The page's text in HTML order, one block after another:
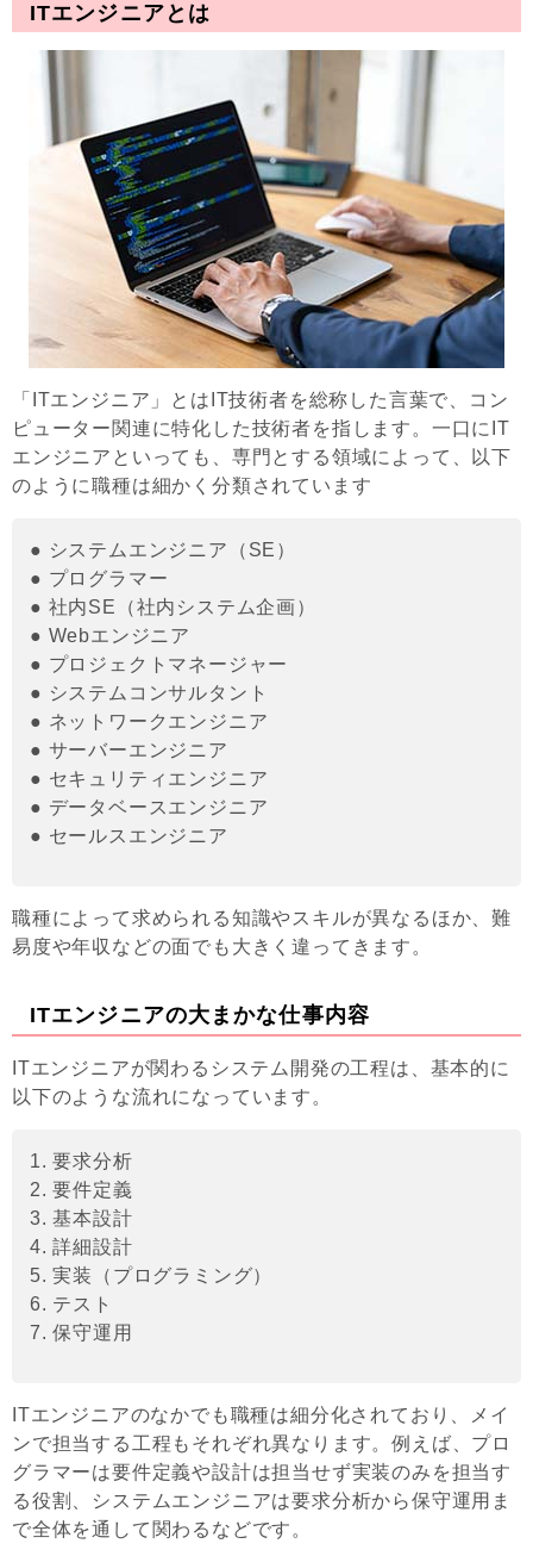
ITエンジニアとは
「ITエンジニア」とはIT技術者を総称した言葉で、コン
ピューター関連に特化した技術者を指します。一口にIT
エンジニアといっても、専門とする領域によって、以下
のように職種は細かく分類されています
● システムエンジニア（SE）
● プログラマー
● 社内SE（社内システム企画）
● Webエンジニア
● プロジェクトマネージャー
● システムコンサルタント
● ネットワークエンジニア
● サーバーエンジニア
● セキュリティエンジニア
● データベースエンジニア
● セールスエンジニア
職種によって求められる知識やスキルが異なるほか、難
易度や年収などの面でも大きく違ってきます。
ITエンジニアの大まかな仕事内容
ITエンジニアが関わるシステム開発の工程は、基本的に
以下のような流れになっています。
1. 要求分析
2. 要件定義
3. 基本設計
4. 詳細設計
5. 実装（プログラミング）
6. テスト
7. 保守運用
ITエンジニアのなかでも職種は細分化されており、メイ
ンで担当する工程もそれぞれ異なります。例えば、プロ
グラマーは要件定義や設計は担当せず実装のみを担当す
る役割、システムエンジニアは要求分析から保守運用ま
で全体を通して関わるなどです。